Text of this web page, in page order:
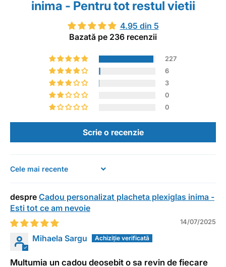
inima - Pentru tot restul vietii
4.95 din 5
Bazată pe 236 recenzii
227
6
3
0
0
Scrie o recenzie
Sort by
Cadou personalizat placheta plexiglas inima -
Esti tot ce am nevoie
14/07/2025
Mihaela Sargu
Multumia un cadou deosebit o sa revin de fiecare